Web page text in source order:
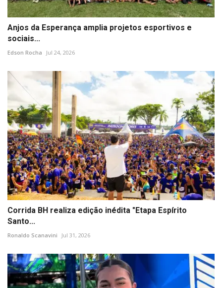
Anjos da Esperança amplia projetos esportivos e
sociais...
Edson Rocha Jul 24, 2026
Corrida BH realiza edição inédita "Etapa Espírito
Santo...
Ronaldo Scanavini Jul 31, 2026